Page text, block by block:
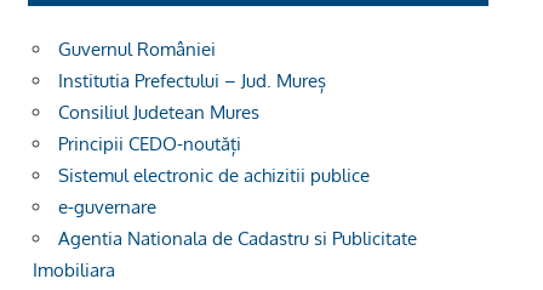
Guvernul României
Institutia Prefectului – Jud. Mureș
Consiliul Judetean Mures
Principii CEDO-noutăți
Sistemul electronic de achizitii publice
e-guvernare
Agentia Nationala de Cadastru si Publicitate
Imobiliara